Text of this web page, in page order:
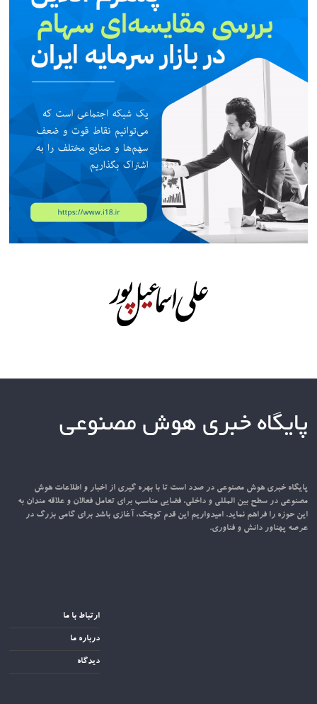
پایگاه خبری هوش مصنوعی
پایگاه خبری هوش مصنوعی در صدد است تا با بهره گیری از اخبار و اطلاعات هوش
مصنوعی در سطح بین المللی و داخلی، فضایی مناسب برای تعامل فعالان و علاقه مندان به
این حوزه را فراهم نماید. امیدواریم این قدم کوچک، آغازی باشد برای گامی بزرگ در
عرصه پهناور دانش و فناوری.
ارتباط با ما
درباره ما
دیدگاه